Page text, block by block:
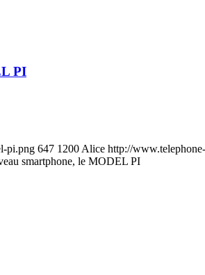
PI
pi.png 647 1200 Alice http://
smartphone, le MODEL PI